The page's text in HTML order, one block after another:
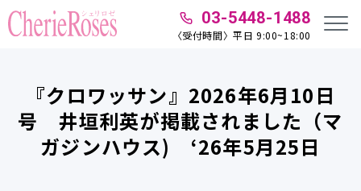
03-5448-1488
〈受付時間〉平日 9:00~18:00
『クロワッサン』2026年6月10日
号 井垣利英が掲載されました（マ
ガジンハウス) ‘26年5月25日